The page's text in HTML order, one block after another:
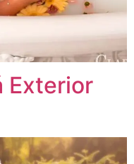
Exterior